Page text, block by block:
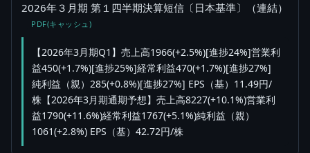
2026年３月期 第１四半期決算短信〔日本基準〕（連結）
PDF(キャッシュ)
【2026年3月期Q1】売上高1966(+2.5%)[進捗24%]営業利
益450(+1.7%)[進捗25%]経常利益470(+1.7%)[進捗27%]
純利益（親）285(+0.8%)[進捗27%] EPS（基）11.49円/
株【2026年3月期通期予想】売上高8227(+10.1%)営業利
益1790(+11.6%)経常利益1767(+5.1%)純利益（親）
1061(+2.8%) EPS（基）42.72円/株